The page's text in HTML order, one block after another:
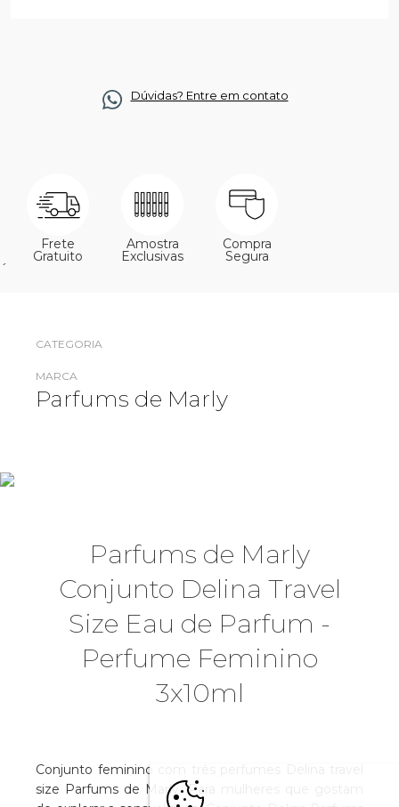
Dúvidas? Entre em contato
Frete
Gratuito
Amostra
Exclusivas
Compra
Segura
´
CATEGORIA
MARCA
Parfums de Marly
Parfums de Marly
Conjunto Delina Travel
Size Eau de Parfum -
Perfume Feminino
3x10ml
Conjunto feminino com três perfumes Delina travel
size Parfums de Marly. Para mulheres que gostam